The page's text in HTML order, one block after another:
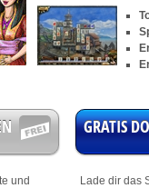
und
GRATIS
Lade dir das